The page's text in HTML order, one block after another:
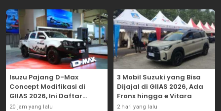
Isuzu Pajang D-Max
Concept Modifikasi di
GIIAS 2026, Ini Daftar
Ubahannya
20 jam yang lalu
3 Mobil Suzuki yang Bisa
Dijajal di GIIAS 2026, Ada
Fronx hingga e Vitara
2 hari yang lalu